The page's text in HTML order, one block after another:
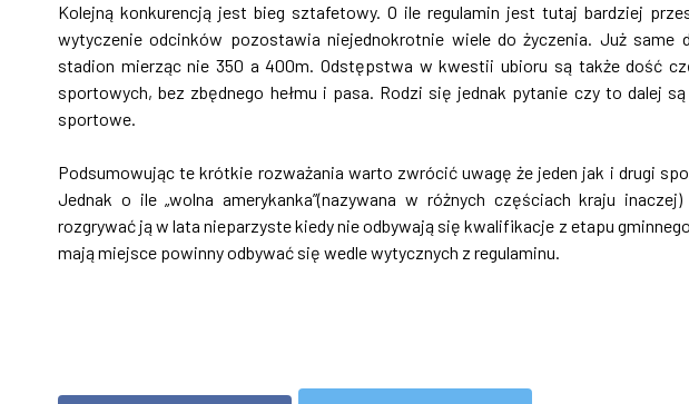
Kolejną konkurencją jest bieg sztafetowy. O ile regulamin jest tutaj bardziej
wytyczenie odcinków pozostawia niejednokrotnie wiele do życzenia. Już same
stadion mierząc nie 350 a 400m. Odstępstwa w kwestii ubioru są także dość
sportowych, bez zbędnego hełmu i pasa. Rodzi się jednak pytanie czy to dalej
sportowe.
Podsumowując te krótkie rozważania warto zwrócić uwagę że jeden jak i drugi
Jednak o ile „wolna amerykanka”(nazywana w różnych częściach kraju
rozgrywać ją w lata nieparzyste kiedy nie odbywają się kwalifikacje z etapu
mają miejsce powinny odbywać się wedle wytycznych z regulaminu.